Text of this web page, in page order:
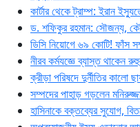
কার্টার থেকে ট্রাম্প: ইরান
ড. শফিকুর রহমান: সৌজন্য,
ডিসি নিয়োগে ৬৯ কোটি! ফাঁস
নীরব কর্মযজ্ঞে ব্যাস্ত থাকেন
ক্রীড়া পরিষদে দুর্নীতির কালো
সম্পদের পাহাড় গড়লেন
হাসিনাকে বক্তব্যের সুযোগ,